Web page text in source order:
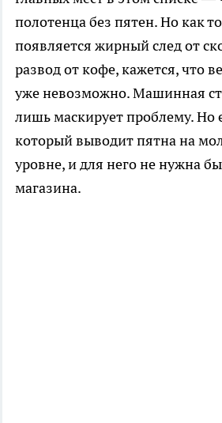
полотенца без пятен. Но как
появляется жирный след от
развод от кофе, кажется, что
уже невозможно. Машинная
лишь маскирует проблему. Но
который выводит пятна на
уровне, и для него не нужна
магазина.